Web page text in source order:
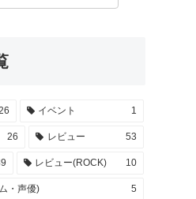
イベント 1
26 レビュー 53
レビュー(ROCK) 10
・声優) 5